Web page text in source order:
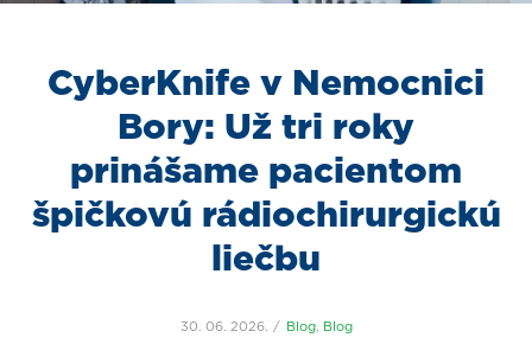
CyberKnife v Nemocnici
Bory: Už tri roky
prinášame pacientom
špičkovú rádiochirurgickú
liečbu
30. 06. 2026. Blog, Blog